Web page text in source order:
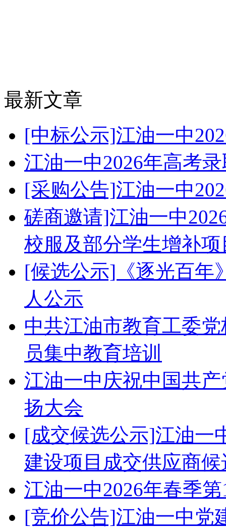
最新文章
[中标公示]江油一中
江油一中2026年高考
[采购公告]江油一中
磋商邀请]江油一中
校服及部分学生增补项
[候选公示]《逐光百年
人公示
中共江油市教育工委
员集中教育培训
江油一中庆祝中国共
扬大会
[成交候选公示]江油一
建设项目成交供应商
江油一中2026年春季
[竞价公告]江油一中党